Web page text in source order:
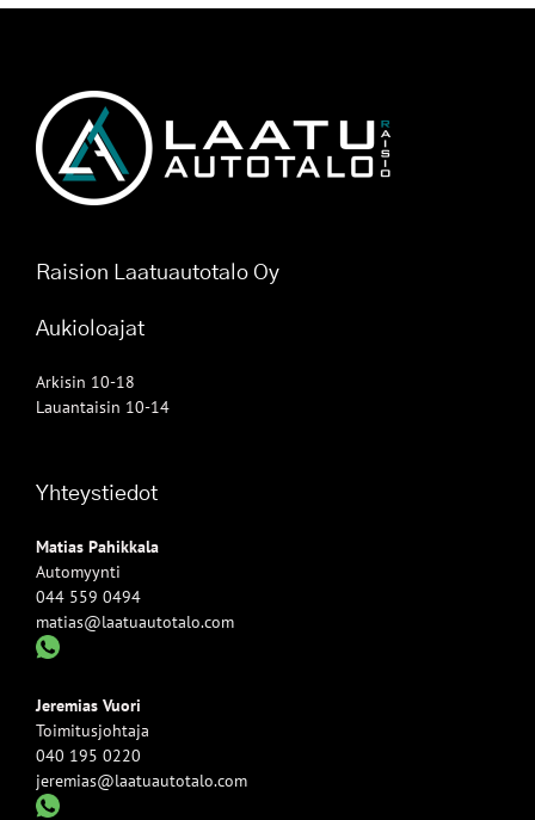
Raision Laatuautotalo Oy
Aukioloajat
Arkisin 10-18
Lauantaisin 10-14
Yhteystiedot
Matias Pahikkala
Automyynti
044 559 0494
matias@laatuautotalo.com
Jeremias Vuori
Toimitusjohtaja
040 195 0220
jeremias@laatuautotalo.com